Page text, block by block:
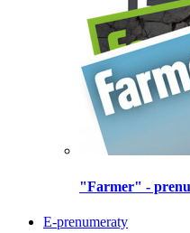
"Farmer" -
E-prenumeraty